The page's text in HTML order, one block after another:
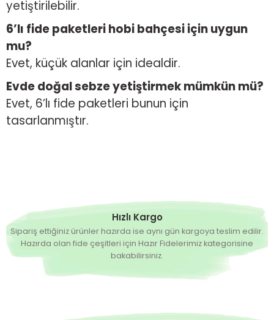
yetiştirilebilir.
6’lı fide paketleri hobi bahçesi için uygun
mu?
Evet, küçük alanlar için idealdir.
Evde doğal sebze yetiştirmek mümkün mü?
Evet, 6’lı fide paketleri bunun için
tasarlanmıştır.
Hızlı Kargo
Sipariş ettiğiniz ürünler hazırda ise aynı gün kargoya teslim edilir.
Hazırda olan fide çeşitleri için Hazır Fidelerimiz kategorisine
bakabilirsiniz.